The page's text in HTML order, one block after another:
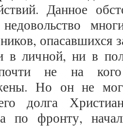
Данное
недовольство
опасавшихся
в личной, ни в
не на
Но он не
долга
по фронту,